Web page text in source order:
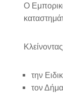
Ο
την
τον